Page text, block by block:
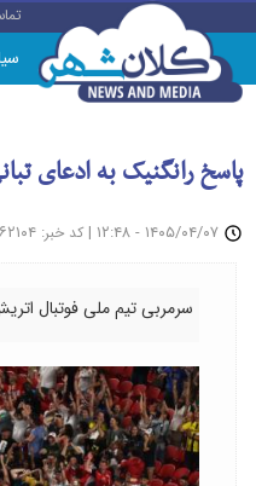
پاسخ رانگنیک به ادعای
| کد خبر: ۶۲۱۰۴
سرمربی تیم ملی فوتبال